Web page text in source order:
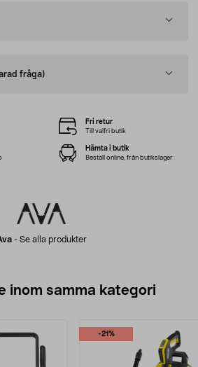
fråga)
- Se alla produkter
Fri retur
Till valfri butik
Hämta i butik
Beställ online, från butikslager
inom samma kategori
-21%